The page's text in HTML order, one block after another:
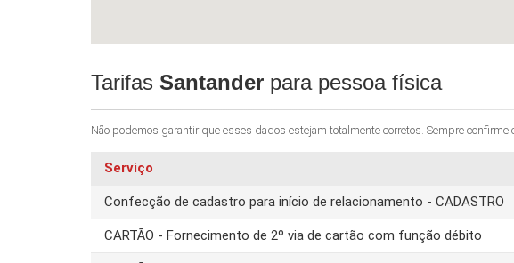
Tarifas Santander para pessoa física
Não podemos garantir que esses dados estejam totalmente corretos. Sempre confirme
Serviço
Confecção de cadastro para início de relacionamento - CADASTRO
CARTÃO - Fornecimento de 2º via de cartão com função débito